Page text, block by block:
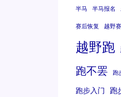
半马 半马报名
赛后恢复 越野赛
越野跑
跑不罢 跑
跑步入门 跑